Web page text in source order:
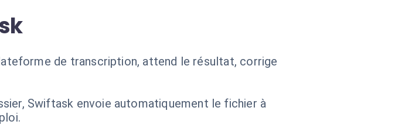
de transcription, attend le résultat, corrige
Swiftask envoie automatiquement le fichier à